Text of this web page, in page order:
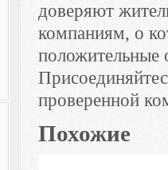
доверяют
компаниям, о
положительные
проверенной
Похожие